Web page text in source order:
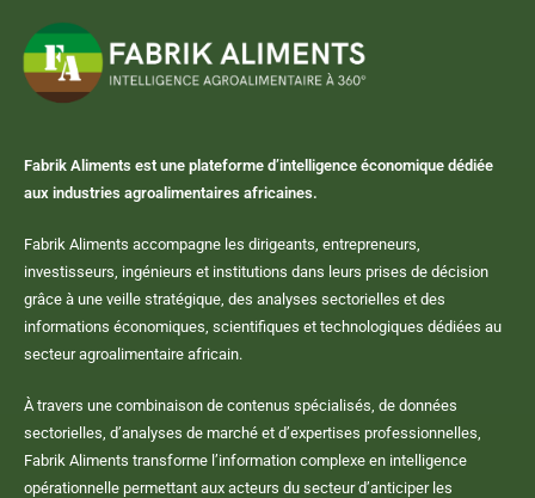
Fabrik Aliments est une plateforme d’intelligence économique dédiée
aux industries agroalimentaires africaines.
Fabrik Aliments accompagne les dirigeants, entrepreneurs,
investisseurs, ingénieurs et institutions dans leurs prises de décision
grâce à une veille stratégique, des analyses sectorielles et des
informations économiques, scientifiques et technologiques dédiées au
secteur agroalimentaire africain.
À travers une combinaison de contenus spécialisés, de données
sectorielles, d’analyses de marché et d’expertises professionnelles,
Fabrik Aliments transforme l’information complexe en intelligence
opérationnelle permettant aux acteurs du secteur d’anticiper les